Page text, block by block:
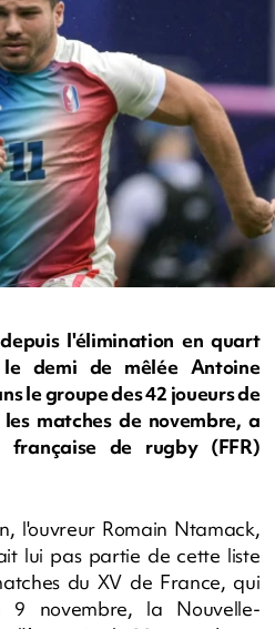
l'élimination en quart
demi de mêlée Antoine
le groupe des 42 joueurs de
matches de novembre, a
française de rugby (FFR)
l'ouvreur Romain Ntamack,
lui pas partie de cette liste
du XV de France, qui
novembre, la Nouvelle-